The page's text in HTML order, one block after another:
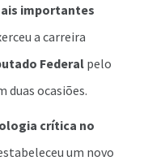
importantes
a carreira
Federalpelo
duas ocasiões.
crítica no
um novo